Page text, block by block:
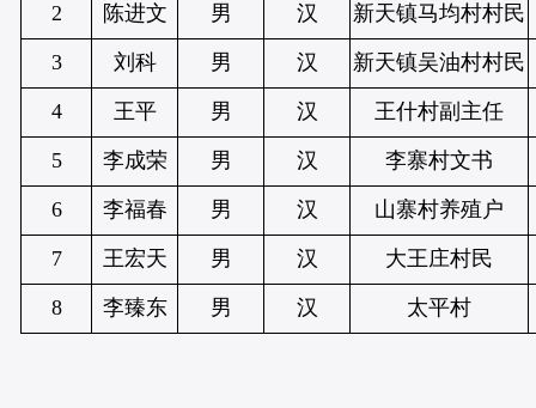
2 陈进文 男 汉 新天镇马均村村民
3 刘科 男 汉 新天镇吴油村村民
4 王平 男 汉 王什村副主任
5 李成荣 男 汉 李寨村文书
6 李福春 男 汉 山寨村养殖户
7 王宏天 男 汉 大王庄村民
8 李臻东 男 汉 太平村